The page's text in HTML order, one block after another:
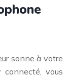
sonne à votre
vous